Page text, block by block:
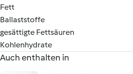
Fett
Ballaststoffe
gesättigte Fettsäuren
Kohlenhydrate
Auch enthalten in